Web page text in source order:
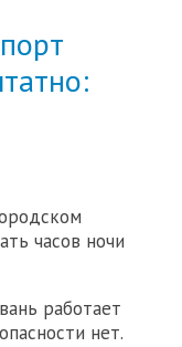
часов ночи
работает
нет.